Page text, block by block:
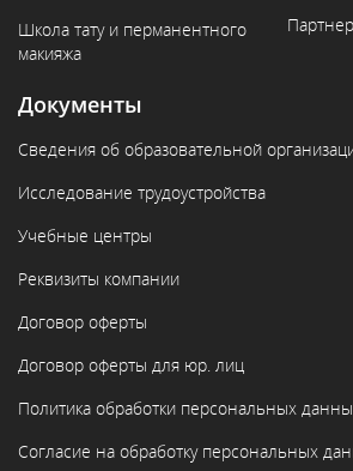
Школа тату и перманентного
макияжа
Документы
Сведения об образовательной
Исследование трудоустройства
Учебные центры
Реквизиты компании
Договор оферты
Договор оферты для юр. лиц
Политика обработки персональных
Согласие на обработку персональных